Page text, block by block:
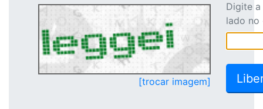
[trocar imagem]
Digite
lado no